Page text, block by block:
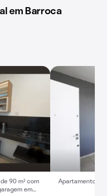
em Barroca
90 m² com
em
Apartamento